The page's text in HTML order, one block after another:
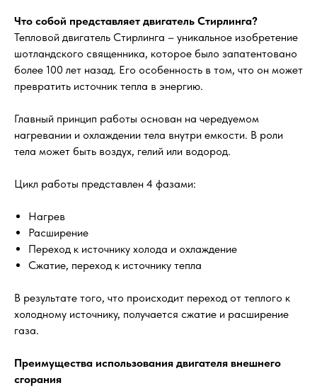
Что собой представляет двигатель Стирлинга?
Тепловой двигатель Стирлинга – уникальное изобретение
шотландского священника, которое было запатентовано
более 100 лет назад. Его особенность в том, что он может
превратить источник тепла в энергию.
Главный принцип работы основан на чередуемом
нагревании и охлаждении тела внутри емкости. В роли
тела может быть воздух, гелий или водород.
Цикл работы представлен 4 фазами:
Нагрев
Расширение
Переход к источнику холода и охлаждение
Сжатие, переход к источнику тепла
В результате того, что происходит переход от теплого к
холодному источнику, получается сжатие и расширение
газа.
Преимущества использования двигателя внешнего
сгорания